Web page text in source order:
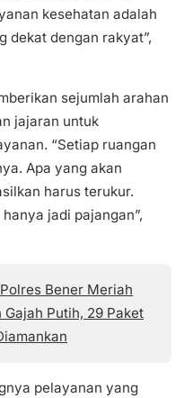
kesehatan adalah
dekat dengan rakyat”,
sejumlah arahan
jajaran untuk
“Setiap ruangan
Apa yang akan
harus terukur.
jadi pajangan”,
Bener Meriah
Putih, 29 Paket
pelayanan yang